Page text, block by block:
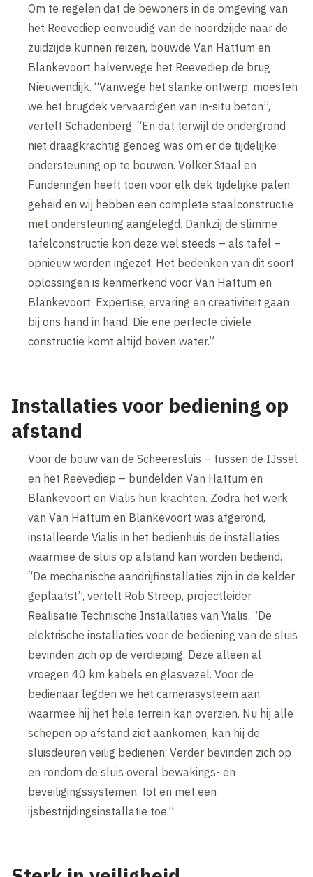
Om te regelen dat de bewoners in de omgeving van
het Reevediep eenvoudig van de noordzijde naar de
zuidzijde kunnen reizen, bouwde Van Hattum en
Blankevoort halverwege het Reevediep de brug
Nieuwendijk. “Vanwege het slanke ontwerp, moesten
we het brugdek vervaardigen van in-situ beton”,
vertelt Schadenberg. “En dat terwijl de ondergrond
niet draagkrachtig genoeg was om er de tijdelijke
ondersteuning op te bouwen. Volker Staal en
Funderingen heeft toen voor elk dek tijdelijke palen
geheid en wij hebben een complete staalconstructie
met ondersteuning aangelegd. Dankzij de slimme
tafelconstructie kon deze wel steeds – als tafel –
opnieuw worden ingezet. Het bedenken van dit soort
oplossingen is kenmerkend voor Van Hattum en
Blankevoort. Expertise, ervaring en creativiteit gaan
bij ons hand in hand. Die ene perfecte civiele
constructie komt altijd boven water.”
Installaties voor bediening op
afstand
Voor de bouw van de Scheeresluis – tussen de IJssel
en het Reevediep – bundelden Van Hattum en
Blankevoort en Vialis hun krachten. Zodra het werk
van Van Hattum en Blankevoort was afgerond,
installeerde Vialis in het bedienhuis de installaties
waarmee de sluis op afstand kan worden bediend.
“De mechanische aandrijfinstallaties zijn in de kelder
geplaatst”, vertelt Rob Streep, projectleider
Realisatie Technische Installaties van Vialis. “De
elektrische installaties voor de bediening van de sluis
bevinden zich op de verdieping. Deze alleen al
vroegen 40 km kabels en glasvezel. Voor de
bedienaar legden we het camerasysteem aan,
waarmee hij het hele terrein kan overzien. Nu hij alle
schepen op afstand ziet aankomen, kan hij de
sluisdeuren veilig bedienen. Verder bevinden zich op
en rondom de sluis overal bewakings- en
beveiligingssystemen, tot en met een
ijsbestrijdingsinstallatie toe.”